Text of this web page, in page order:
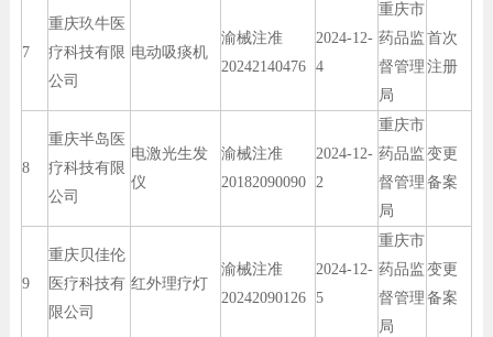
7
重庆玖牛医
疗科技有限
公司
电动吸痰机
渝械注准
20242140476
2024-12-
4
重庆市
药品监
督管理
局
首次
注册
8
重庆半岛医
疗科技有限
公司
电激光生发
仪
渝械注准
20182090090
2024-12-
2
重庆市
药品监
督管理
局
变更
备案
9
重庆贝佳伦
医疗科技有
限公司
红外理疗灯
渝械注准
20242090126
2024-12-
5
重庆市
药品监
督管理
局
变更
备案